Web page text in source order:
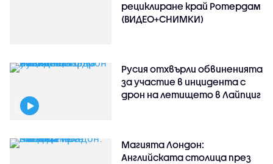
рециклиране край Ротердам
(ВИДЕО+СНИМКИ)
Русия отхвърли обвиненията
за участие в инцидента с
дрон на летището в Лайпциг
Магията Лондон:
Английската столица през